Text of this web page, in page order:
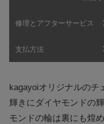
修理とアフターサービス
支払方法
kagayoiオリジナルのチ
輝きにダイヤモンドの
モンドの輪は裏にも煌